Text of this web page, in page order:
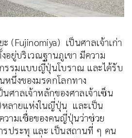
(Fujinomiya) เป็นศาลเจ้าเก่า
อยู่บริเวณฐานภูเขา มีความ
รรมแบบญี่ปุ่นโบราณ และได้รับ
นึ่งของมรดกโลกทาง
ศาลเจ้าหลักของศาลเจ้าเซ็น
หลายแห่งในญี่ปุ่น และเป็น
ามเชื่อของคนญี่ปุ่นว่าช่วย
รประทุ และ เป็นสถานที่ ๆ คน